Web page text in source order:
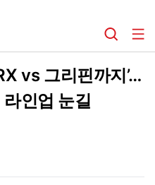
vs 그리핀까지’…
인업 눈길